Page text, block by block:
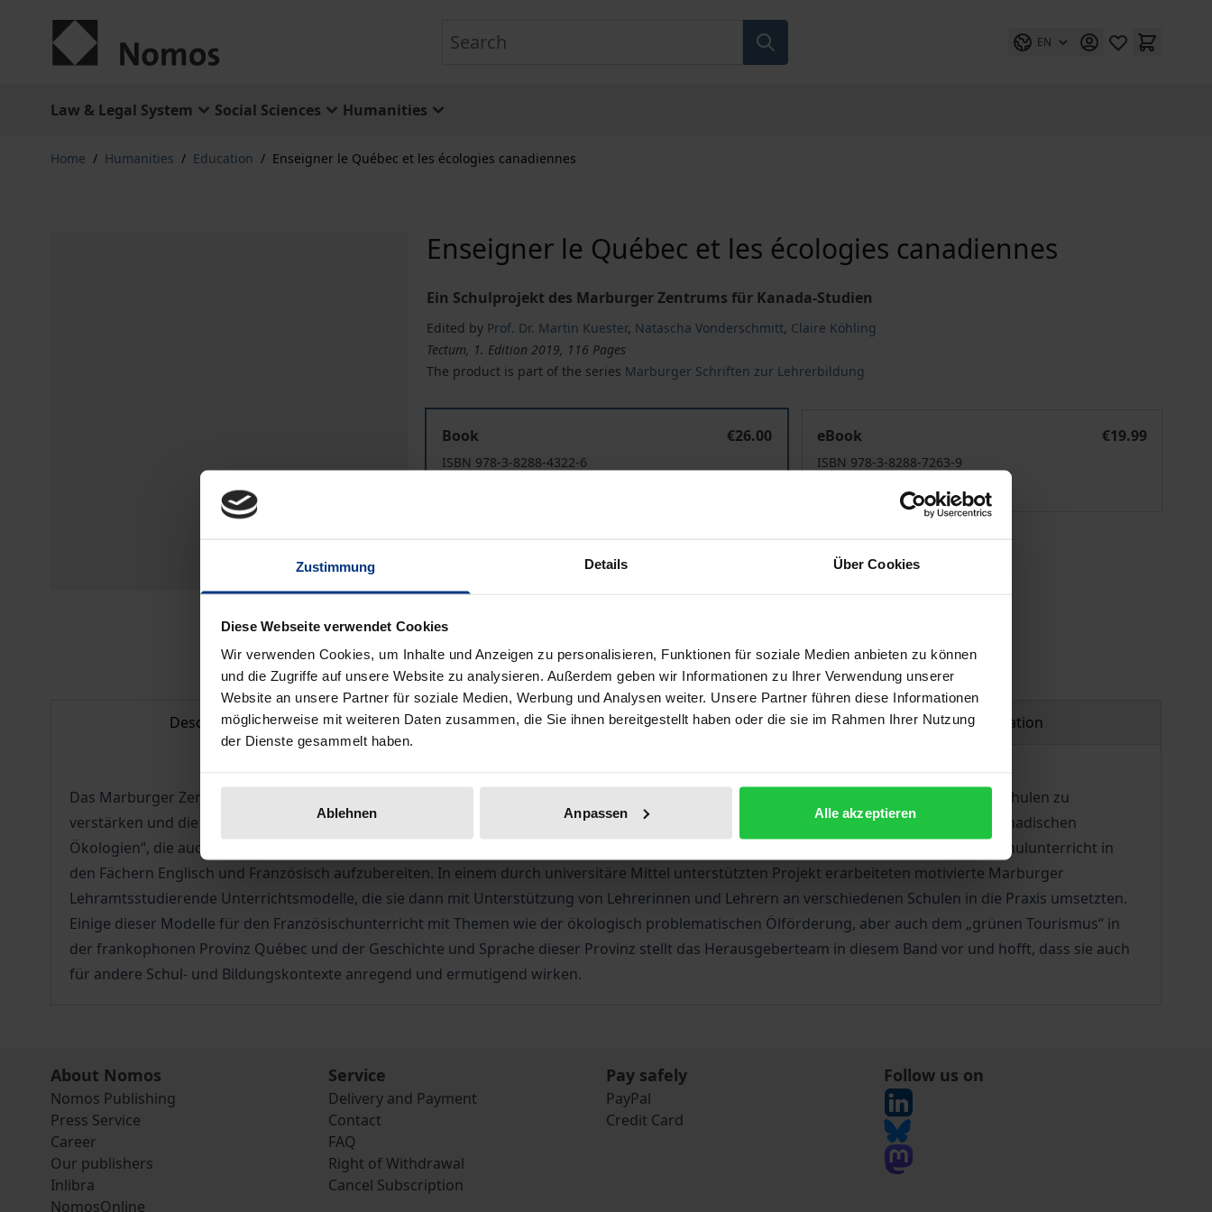
Zustimmung Details Über Cookies
Diese Webseite verwendet Cookies
Wir verwenden Cookies, um Inhalte und Anzeigen zu personalisieren, Funktionen für soziale Medien anbieten zu können
und die Zugriffe auf unsere Website zu analysieren. Außerdem geben wir Informationen zu Ihrer Verwendung unserer
Website an unsere Partner für soziale Medien, Werbung und Analysen weiter. Unsere Partner führen diese Informationen
möglicherweise mit weiteren Daten zusammen, die Sie ihnen bereitgestellt haben oder die sie im Rahmen Ihrer Nutzung
der Dienste gesammelt haben.
Ablehnen Anpassen Alle akzeptieren
EN
Law & Legal System Social Sciences Humanities
Home / Humanities / Education / Enseigner le Québec et les écologies canadiennes
Enseigner le Québec et les écologies canadiennes
Ein Schulprojekt des Marburger Zentrums für Kanada-Studien
Edited by Prof. Dr. Martin Kuester, Natascha Vonderschmitt, Claire Köhling
Tectum, 1. Edition 2019, 116 Pages
The product is part of the series Marburger Schriften zur Lehrerbildung
Book
€26.00
ISBN 978-3-8288-4322-6
eBook
€19.99
ISBN 978-3-8288-7263-9
Add to Cart
Delivery cost notice
Description Bibliographical data Product safety information
Das Marburger Zentrum für Kanada-Studien hat sich in den letzten Jahren unter anderem darauf spezialisiert, die Zusammenarbeit mit Schulen zu
verstärken und die Aufbereitung kanadistischer Themen für den Schulunterricht zu unterstützen. Im Rahmen einer Ringvorlesung zu „kanadischen
Ökologien“, die auch von Lehrern und Lehrerinnen rege besucht wurde, entstand die Idee, einige dieser ökologischen Themen für den Schulunterricht in
den Fächern Englisch und Französisch aufzubereiten. In einem durch universitäre Mittel unterstützten Projekt erarbeiteten motivierte Marburger
Lehramtsstudierende Unterrichtsmodelle, die sie dann mit Unterstützung von Lehrerinnen und Lehrern an verschiedenen Schulen in die Praxis umsetzten.
Einige dieser Modelle für den Französischunterricht mit Themen wie der ökologisch problematischen Ölförderung, aber auch dem „grünen Tourismus“ in
der frankophonen Provinz Québec und der Geschichte und Sprache dieser Provinz stellt das Herausgeberteam in diesem Band vor und hofft, dass sie auch
für andere Schul- und Bildungskontexte anregend und ermutigend wirken.
About Nomos
Nomos Publishing
Press Service
Career
Our publishers
Inlibra
NomosOnline
Service
Delivery and Payment
Contact
FAQ
Right of Withdrawal
Cancel Subscription
Pay safely
PayPal
Credit Card
Follow us on